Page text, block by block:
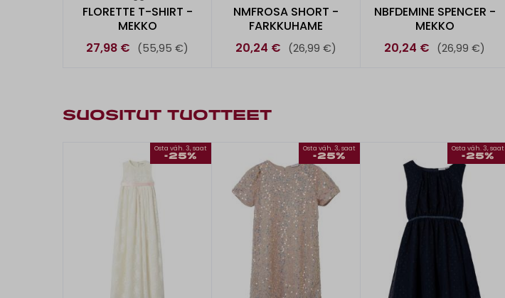
FLORETTE T-SHIRT -
MEKKO
27,98 € (55,95 €)
NMFROSA SHORT -
FARKKUHAME
20,24 € (26,99 €)
NBFDEMINE SPENCER -
MEKKO
20,24 € (26,99 €)
SUOSITUT TUOTTEET
Osta väh. 3, saat
-25%
Osta väh. 3, saat
-25%
Osta väh. 3, saat
-25%